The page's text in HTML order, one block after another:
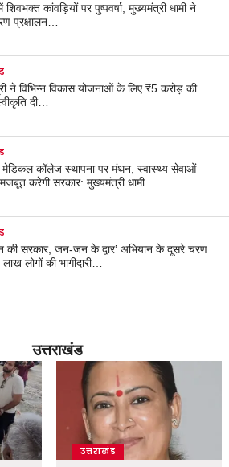
में शिवभक्त कांवड़ियों पर पुष्पवर्षा, मुख्यमंत्री धामी ने
प्रक्षालन…
ने विभिन्न विकास योजनाओं के लिए ₹5 करोड़ की
दी…
मेडिकल कॉलेज स्थापना पर मंथन, स्वास्थ्य सेवाओं
करेगी सरकार: मुख्यमंत्री धामी…
की सरकार, जन-जन के द्वार’ अभियान के दूसरे चरण
लोगों की भागीदारी…
उत्तराखंड
उत्तराखंड